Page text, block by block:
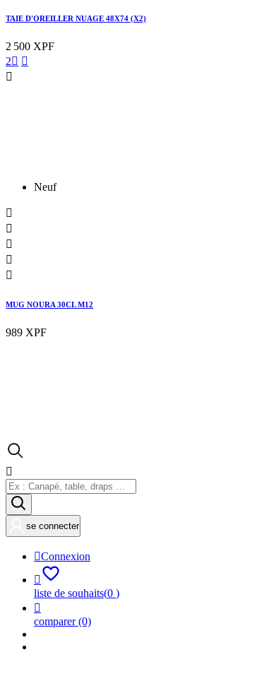
TAIE D'OREILLER NUAGE 48X74 (X2)
2 500 XPF
2 

Neuf





MUG NOURA 30CL M12
989 XPF

se connecter
Connexion

liste de souhaits(0 )

comparer(0)